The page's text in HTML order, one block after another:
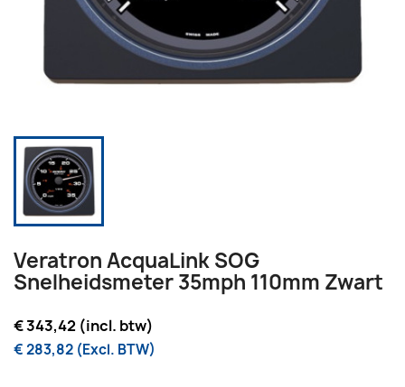
Veratron AcquaLink SOG
Snelheidsmeter 35mph 110mm Zwart
€ 343,42 (incl. btw)
€ 283,82 (Excl. BTW)